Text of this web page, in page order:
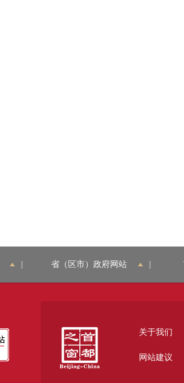
省（区市）政府网站
关于我们
网站建议